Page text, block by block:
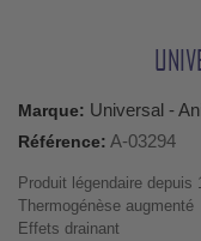
Marque: Universal -
Référence: A-03294
Produit légendaire depuis
Thermogénèse augmenté
Effets drainant